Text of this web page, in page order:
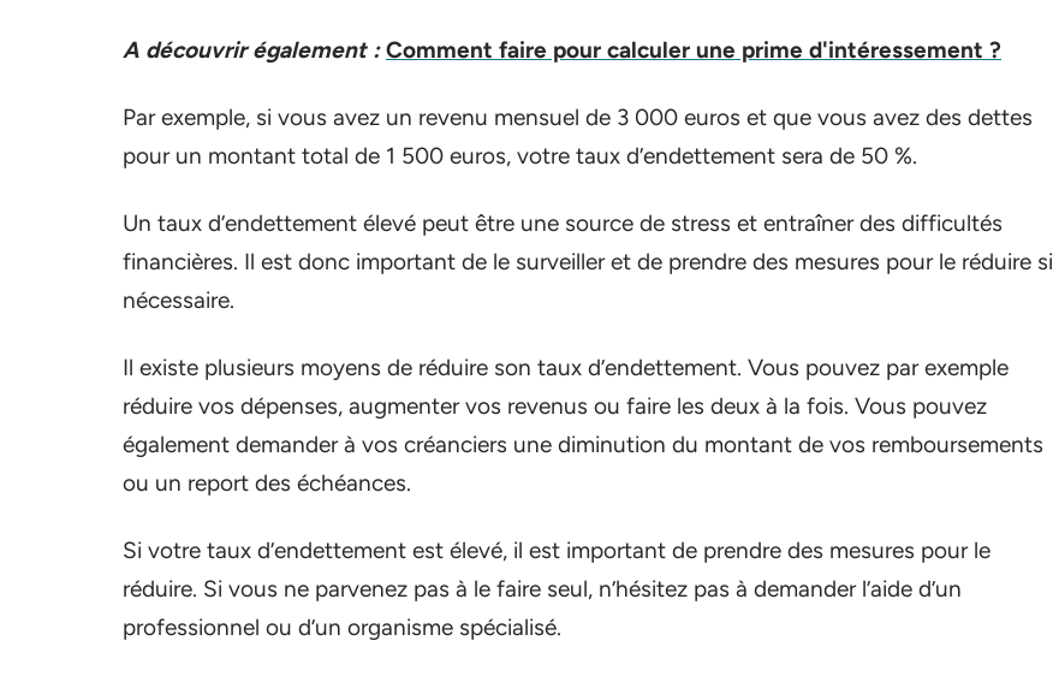
A découvrir également : Comment faire pour calculer une prime d'intéressement ?
Par exemple, si vous avez un revenu mensuel de 3 000 euros et que vous avez des dettes
pour un montant total de 1 500 euros, votre taux d’endettement sera de 50 %.
Un taux d’endettement élevé peut être une source de stress et entraîner des difficultés
financières. Il est donc important de le surveiller et de prendre des mesures pour le réduire si
nécessaire.
Il existe plusieurs moyens de réduire son taux d’endettement. Vous pouvez par exemple
réduire vos dépenses, augmenter vos revenus ou faire les deux à la fois. Vous pouvez
également demander à vos créanciers une diminution du montant de vos remboursements
ou un report des échéances.
Si votre taux d’endettement est élevé, il est important de prendre des mesures pour le
réduire. Si vous ne parvenez pas à le faire seul, n’hésitez pas à demander l’aide d’un
professionnel ou d’un organisme spécialisé.